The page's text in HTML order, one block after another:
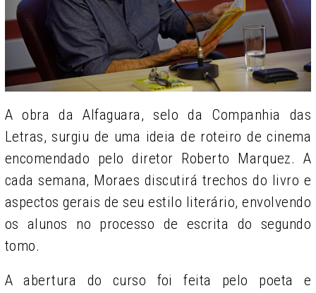
A obra da Alfaguara, selo da Companhia das
Letras, surgiu de uma ideia de roteiro de cinema
encomendado pelo diretor Roberto Marquez. A
cada semana, Moraes discutirá trechos do livro e
aspectos gerais de seu estilo literário, envolvendo
os alunos no processo de escrita do segundo
tomo.
A abertura do curso foi feita pelo poeta e